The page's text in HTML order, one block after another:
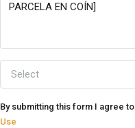
Select
By submitting this form I agree to
Use